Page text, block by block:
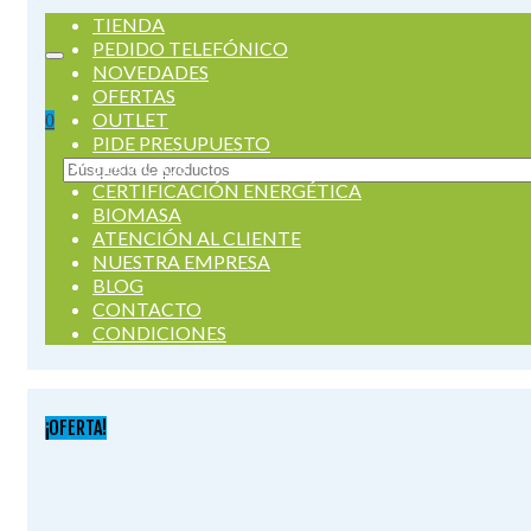
0
Buscar
por:
TIENDA
PEDIDO TELEFÓNICO
NOVEDADES
OFERTAS
OUTLET
PIDE PRESUPUESTO
SERVICIOS
CERTIFICACIÓN ENERGÉTICA
BIOMASA
ATENCIÓN AL CLIENTE
NUESTRA EMPRESA
BLOG
CONTACTO
CONDICIONES
¡OFERTA!